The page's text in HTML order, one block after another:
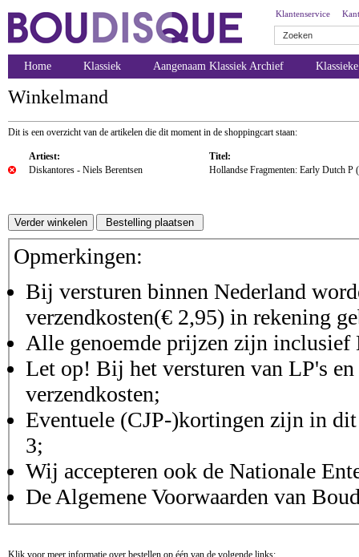
Klantenservice
Home Klassiek Aangenaam Klassiek Archief
Winkelmand
Dit is een overzicht van de artikelen die dit moment in de shoppingcart staan:
Artiest:
Titel:
Diskantores - Niels Berentsen
Hollandse Fragmenten: Early Dutch P
Opmerkingen:
Bij versturen binnen Nederland
verzendkosten(€ 2,95) in rekening
Alle genoemde prijzen zijn inclusief
Let op! Bij het versturen van LP's
verzendkosten;
Eventuele (CJP-)kortingen zijn in
3;
Wij accepteren ook de Nationale
De Algemene Voorwaarden van
Klik voor meer informatie over bestellen op één van de volgende links: